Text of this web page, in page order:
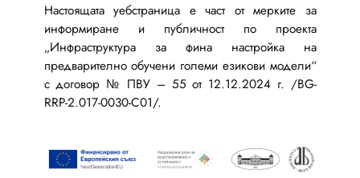
Настоящата уебстраница е част от мерките за
информиране и публичност по проекта
„Инфраструктура за фина настройка на
предварително обучени големи езикови модели“
с договор № ПВУ – 55 от 12.12.2024 г. /BG-
RRP-2.017-0030-C01/.